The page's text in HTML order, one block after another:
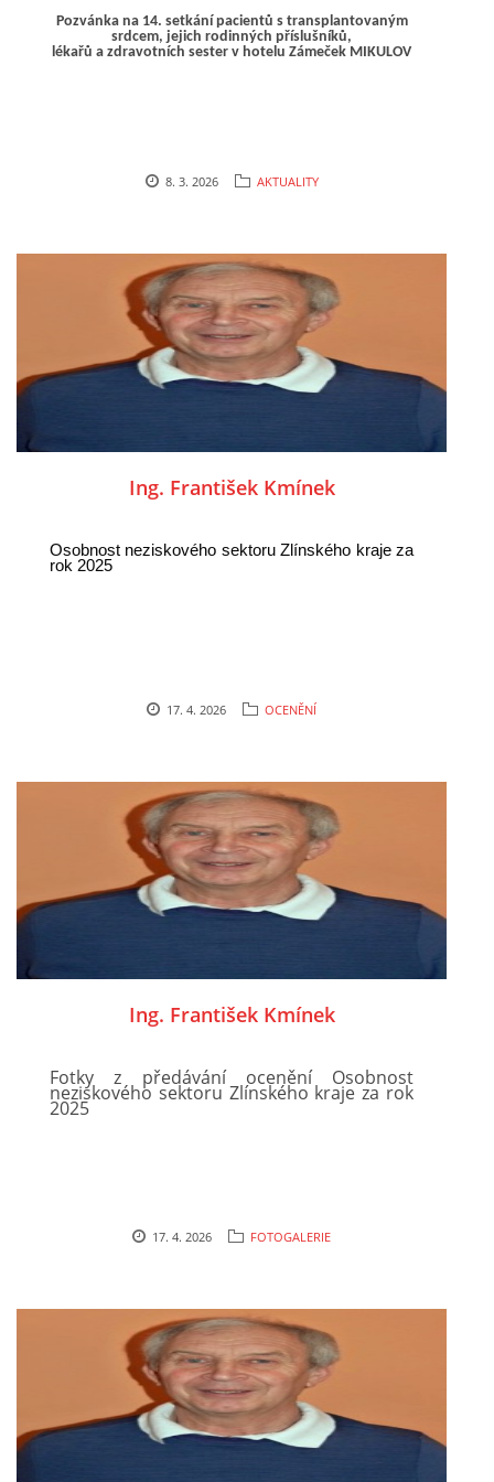
OCENĚNÍ
VALNÁ HROMADA
KONTAKTY
© 2026 eStránky.cz |RSS
Pozvánka na 14. setkání pacientů s transplantovaným
srdcem, jejich rodinných příslušníků,
lékařů a zdravotních sester v hotelu Zámeček MIKULOV
8. 3. 2026 AKTUALITY
Ing. František Kmínek
Osobnost neziskového sektoru Zlínského kraje za
rok 2025
17. 4. 2026 OCENĚNÍ
Ing. František Kmínek
Fotky z předávání ocenění Osobnost
neziskového sektoru Zlínského kraje za rok
2025
17. 4. 2026 FOTOGALERIE